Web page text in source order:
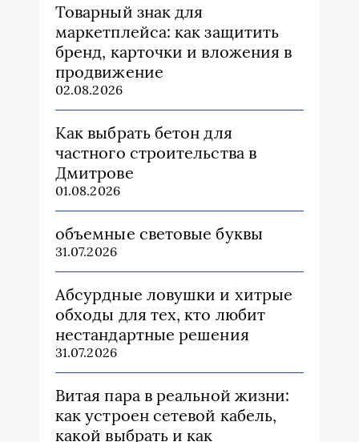
Товарный знак для
маркетплейса: как защитить
бренд, карточки и вложения в
продвижение
02.08.2026
Как выбрать бетон для
частного строительства в
Дмитрове
01.08.2026
объемные световые буквы
31.07.2026
Абсурдные ловушки и хитрые
обходы для тех, кто любит
нестандартные решения
31.07.2026
Витая пара в реальной жизни:
как устроен сетевой кабель,
какой выбрать и как